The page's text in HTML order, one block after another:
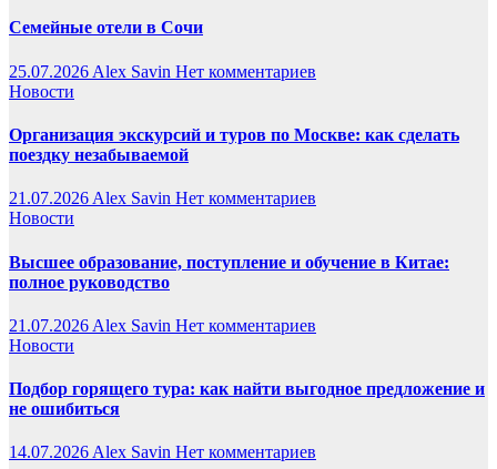
Семейные отели в Сочи
25.07.2026 Alex Savin Нет комментариев
Новости
Организация экскурсий и туров по Москве: как сделать
поездку незабываемой
21.07.2026 Alex Savin Нет комментариев
Новости
Высшее образование, поступление и обучение в Китае:
полное руководство
21.07.2026 Alex Savin Нет комментариев
Новости
Подбор горящего тура: как найти выгодное предложение и
не ошибиться
14.07.2026 Alex Savin Нет комментариев